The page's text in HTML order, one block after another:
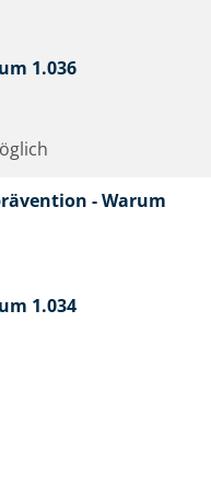
1.036
- Warum
1.034